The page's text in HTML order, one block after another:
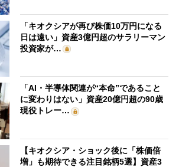
「キオクシアが再び株価10万円になる
日は遠い」資産3億円超のサラリーマン
投資家が…
「AI・半導体関連が“本命”であること
に変わりはない」資産20億円超の90歳
現役トレー…
【キオクシア・ショック後に「株価倍
増」も期待できる注目銘柄5選】資産3